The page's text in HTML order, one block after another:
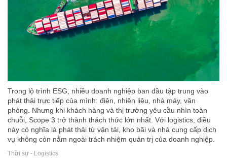
Trong lộ trình ESG, nhiều doanh nghiệp ban đầu tập trung vào
phát thải trực tiếp của mình: điện, nhiên liệu, nhà máy, văn
phòng. Nhưng khi khách hàng và thị trường yêu cầu nhìn toàn
chuỗi, Scope 3 trở thành thách thức lớn nhất. Với logistics, điều
này có nghĩa là phát thải từ vận tải, kho bãi và nhà cung cấp dịch
vụ không còn nằm ngoài trách nhiệm quản trị của doanh nghiệp.
Thời sự - Logistics